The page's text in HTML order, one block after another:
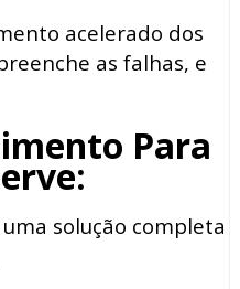
acelerado dos
as falhas, e
Para
solução completa